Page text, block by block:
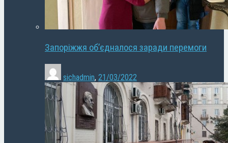
Запоріжжя об’єдналося заради перемоги
sichadmin, 21/03/2022